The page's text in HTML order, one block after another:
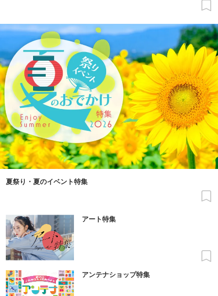
夏祭り・夏のイベント特集
アート特集
アンテナショップ特集